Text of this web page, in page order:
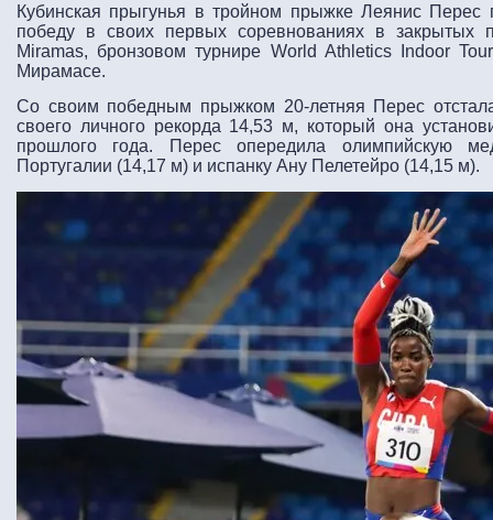
Кубинская прыгунья в тройном прыжке Леянис
победу в своих первых соревнованиях в
Miramas, бронзовом турнире World Athletics Indoor
Мирамасе.
Со своим победным прыжком 20-летняя Перес
своего личного рекорда 14,53 м, который она
прошлого года. Перес опередила олимпийскую
Португалии (14,17 м) и испанку Ану Пелетейро (14,15 м).